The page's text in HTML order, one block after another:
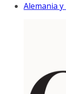
Alemania